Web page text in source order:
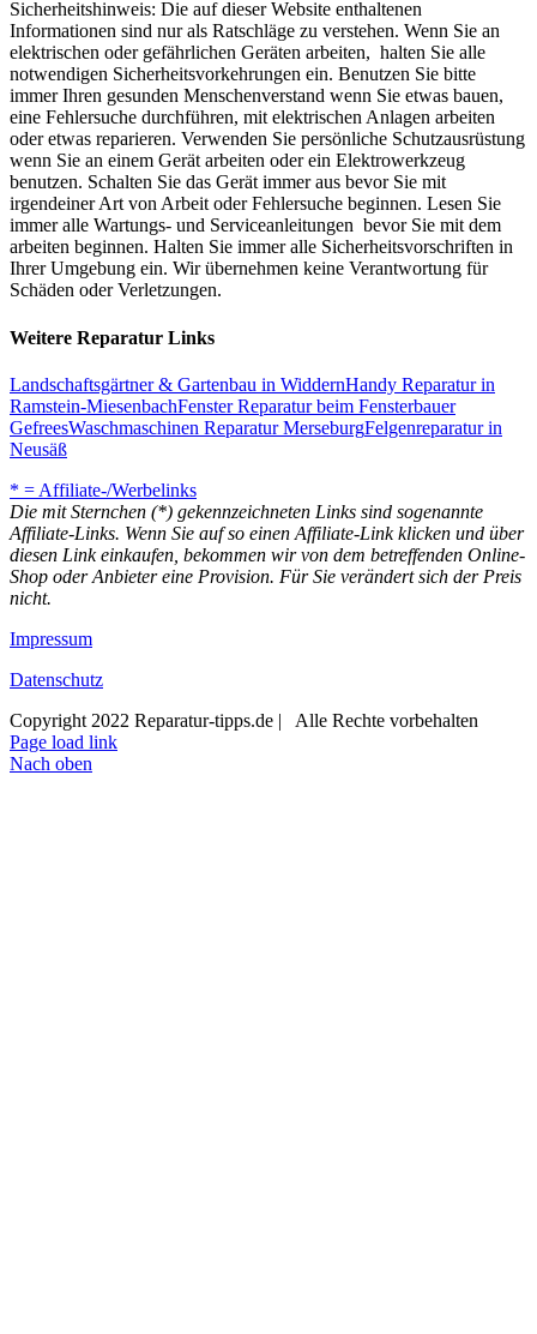
Sicherheitshinweis: Die auf dieser Website enthaltenen
Informationen sind nur als Ratschläge zu verstehen. Wenn Sie an
elektrischen oder gefährlichen Geräten arbeiten, halten Sie alle
notwendigen Sicherheitsvorkehrungen ein. Benutzen Sie bitte
immer Ihren gesunden Menschenverstand wenn Sie etwas bauen,
eine Fehlersuche durchführen, mit elektrischen Anlagen arbeiten
oder etwas reparieren. Verwenden Sie persönliche Schutzausrüstung
wenn Sie an einem Gerät arbeiten oder ein Elektrowerkzeug
benutzen. Schalten Sie das Gerät immer aus bevor Sie mit
irgendeiner Art von Arbeit oder Fehlersuche beginnen. Lesen Sie
immer alle Wartungs- und Serviceanleitungen bevor Sie mit dem
arbeiten beginnen. Halten Sie immer alle Sicherheitsvorschriften in
Ihrer Umgebung ein. Wir übernehmen keine Verantwortung für
Schäden oder Verletzungen.
Weitere Reparatur Links
Landschaftsgärtner & Gartenbau in WiddernHandy Reparatur in
Ramstein-MiesenbachFenster Reparatur beim Fensterbauer
GefreesWaschmaschinen Reparatur MerseburgFelgenreparatur in
Neusäß
* = Affiliate-/Werbelinks
Die mit Sternchen (*) gekennzeichneten Links sind sogenannte
Affiliate-Links. Wenn Sie auf so einen Affiliate-Link klicken und über
diesen Link einkaufen, bekommen wir von dem betreffenden Online-
Shop oder Anbieter eine Provision. Für Sie verändert sich der Preis
nicht.
Impressum
Datenschutz
Copyright 2022 Reparatur-tipps.de | Alle Rechte vorbehalten
Page load link
Nach oben